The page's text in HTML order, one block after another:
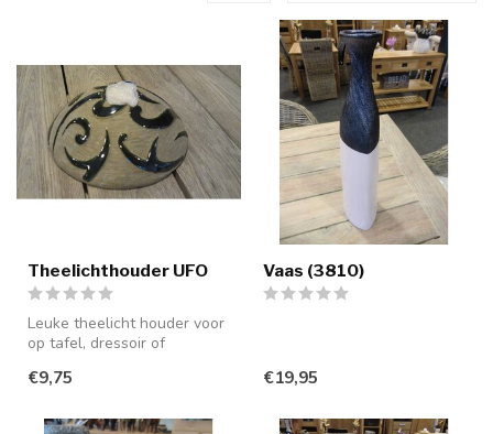
Theelichthouder UFO
Leuke theelicht houder voor
op tafel, dressoir of
Theelichtje
€9,75
Vaas (3810)
€19,95